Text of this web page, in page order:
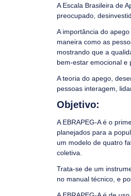
A Escala Brasileira de
preocupado,
A importância do
maneira como as
mostrando que a
bem-estar emocional e
A teoria do apego,
pessoas interagem,
Objetivo:
A EBRAPEG-A é o
planejados para a
um modelo de quatro
coletiva.
Trata-se de um
no manual técnico, e